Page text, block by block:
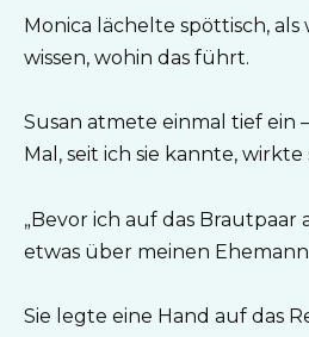
Monica lächelte spöttisch,
wissen, wohin das führt.
Susan atmete einmal tief
Mal, seit ich sie kannte, wirkte
„Bevor ich auf das Brautpaar
etwas über meinen Ehemann
Sie legte eine Hand auf das